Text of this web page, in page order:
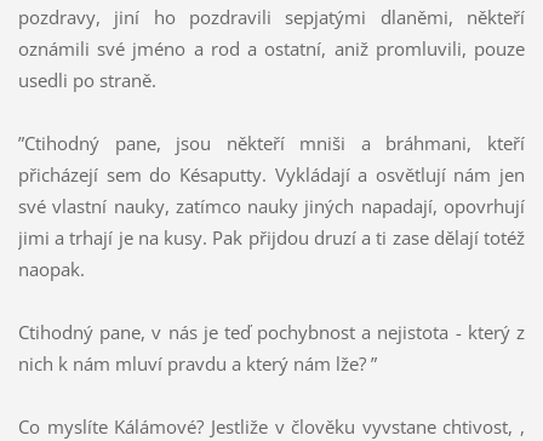
pozdravy, jiní ho pozdravili sepjatými dlaněmi, někteří
oznámili své jméno a rod a ostatní, aniž promluvili, pouze
usedli po straně.
”Ctihodný pane, jsou někteří mniši a bráhmani, kteří
přicházejí sem do Késaputty. Vykládají a osvětlují nám jen
své vlastní nauky, zatímco nauky jiných napadají, opovrhují
jimi a trhají je na kusy. Pak přijdou druzí a ti zase dělají totéž
naopak.
Ctihodný pane, v nás je teď pochybnost a nejistota - který z
nich k nám mluví pravdu a který nám lže? ”
Co myslíte Kálámové? Jestliže v člověku vyvstane chtivost, ,